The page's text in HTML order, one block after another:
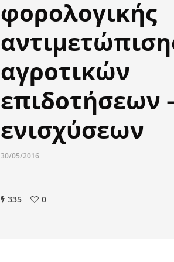
φορολογικής
αγροτικών
επιδοτήσεων
ενισχύσεων
30/05/2016
335 0